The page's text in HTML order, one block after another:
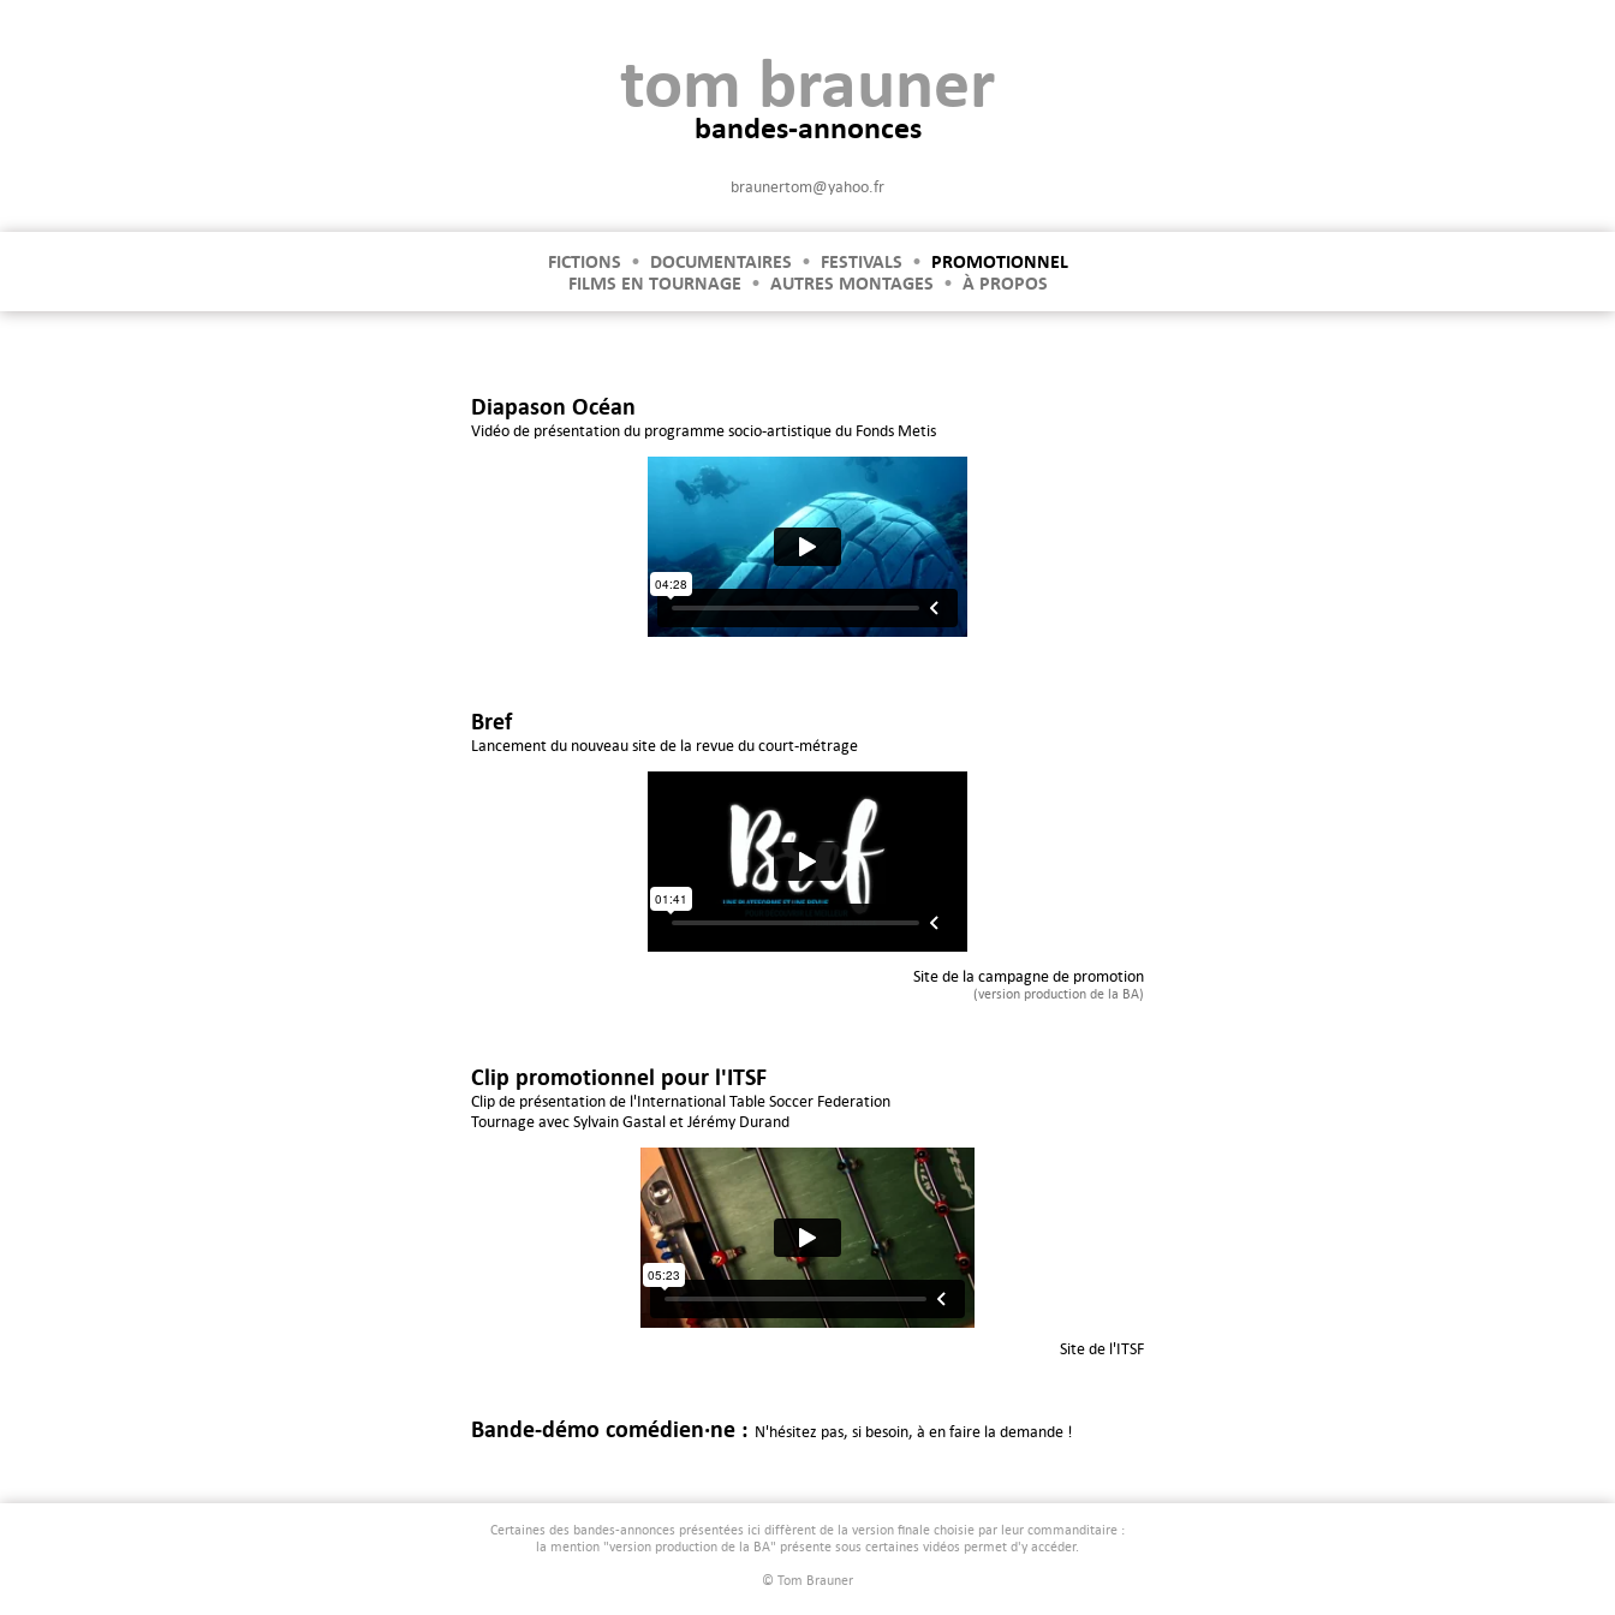
tom brauner
bandes-annonces
braunertom@yahoo.fr
FICTIONS • DOCUMENTAIRES • FESTIVALS • PROMOTIONNEL
FILMS EN TOURNAGE • AUTRES MONTAGES • À PROPOS
Diapason Océan
Vidéo de présentation du programme socio-artistique du Fonds Metis
Bref
Lancement du nouveau site de la revue du court-métrage
Site de la campagne de promotion
(version production de la BA)
Clip promotionnel pour l'ITSF
Clip de présentation de l'International Table Soccer Federation
Tournage avec Sylvain Gastal et Jérémy Durand
Site de l'ITSF
Bande-démo comédien·ne : N'hésitez pas, si besoin, à en faire la demande !
Certaines des bandes-annonces présentées ici diffèrent de la version finale choisie par leur commanditaire :
la mention "version production de la BA" présente sous certaines vidéos permet d'y accéder.
© Tom Brauner